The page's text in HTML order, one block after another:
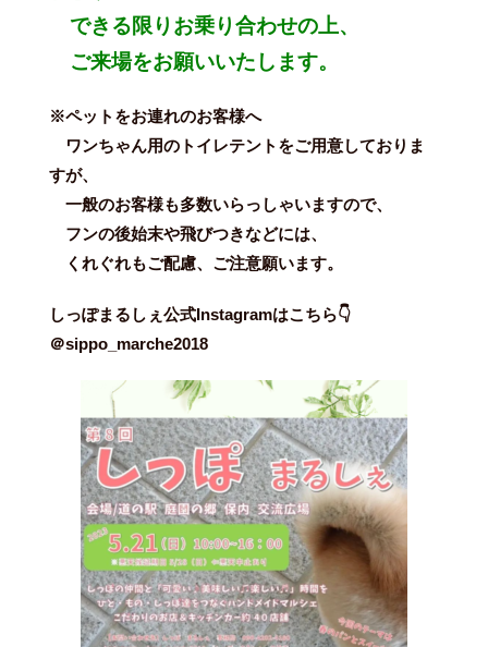
できる限りお乗り合わせの上、
ご来場をお願いいたします。
※ペットをお連れのお客様へ
ワンちゃん用のトイレテントをご用意しておりま
すが、
一般のお客様も多数いらっしゃいますので、
フンの後始末や飛びつきなどには、
くれぐれもご配慮、ご注意願います。
しっぽまるしぇ公式Instagramはこちら👇
＠sippo_marche2018